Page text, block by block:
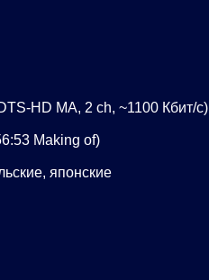
HD MA, 2 ch, ~1100 Кбит/с)
Making of)
японские